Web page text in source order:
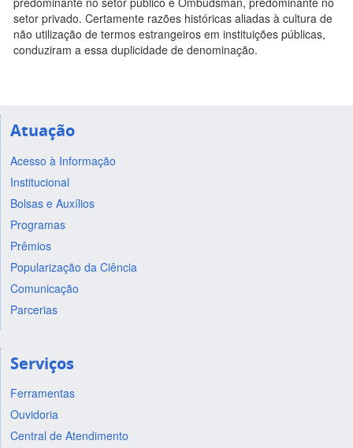
setor privado. Certamente razões históricas aliadas à cultura de
não utilização de termos estrangeiros em instituições públicas,
conduziram a essa duplicidade de denominação.
Atuação
Acesso à Informação
Institucional
Bolsas e Auxílios
Programas
Prêmios
Popularização da Ciência
Comunicação
Parcerias
Serviços
Ferramentas
Ouvidoria
Central de Atendimento